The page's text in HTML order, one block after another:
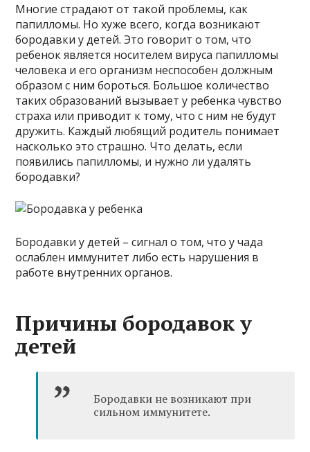
Многие страдают от такой проблемы, как
папилломы. Но хуже всего, когда возникают
бородавки у детей. Это говорит о том, что
ребенок является носителем вируса папилломы
человека и его организм неспособен должным
образом с ним бороться. Большое количество
таких образований вызывает у ребенка чувство
страха или приводит к тому, что с ним не будут
дружить. Каждый любящий родитель понимает
насколько это страшно. Что делать, если
появились папилломы, и нужно ли удалять
бородавки?
Бородавки у детей – сигнал о том, что у чада
ослаблен иммунитет либо есть нарушения в
работе внутренних органов.
Причины бородавок у
детей
Бородавки не возникают при
сильном иммунитете.